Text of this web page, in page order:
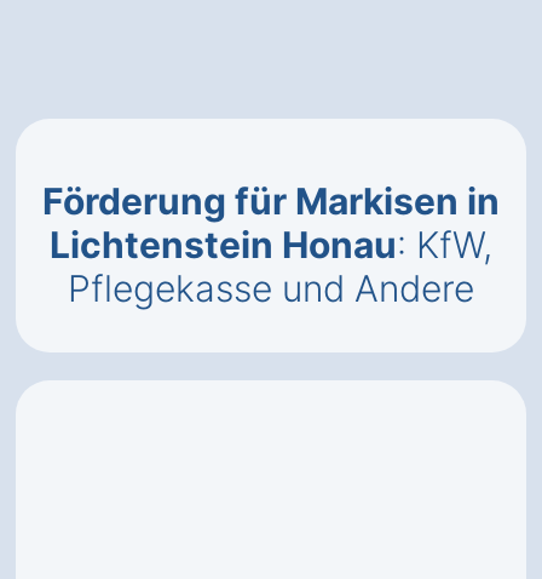
Förderung für Markisen in
Lichtenstein Honau: KfW,
Pflegekasse und Andere